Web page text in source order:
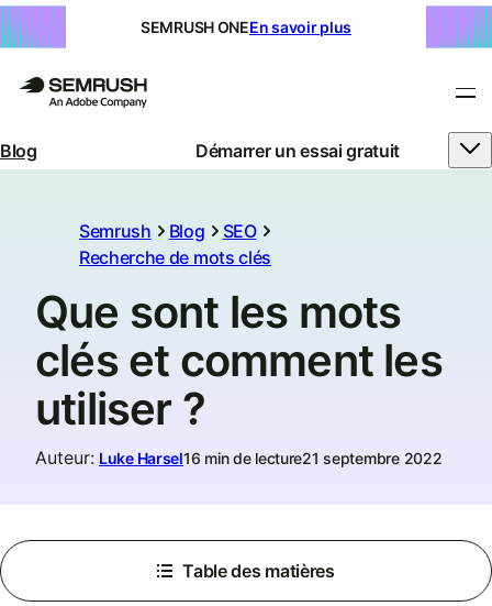
SEMRUSH ONEEn savoir plus
Blog Démarrer un essai gratuit
Semrush Blog
SEO
Recherche de mots clés
Que sont les mots
clés et comment les
utiliser ?
Auteur: Luke Harsel16 min de lecture21 septembre 2022
Table des matières